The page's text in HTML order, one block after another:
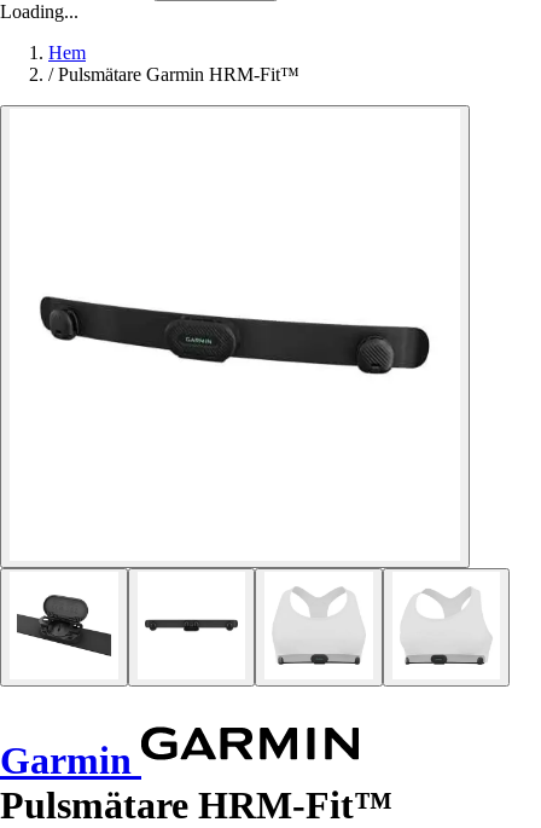
Loading...
Hem
/ Pulsmätare Garmin HRM-Fit™
Garmin
Pulsmätare HRM-Fit™